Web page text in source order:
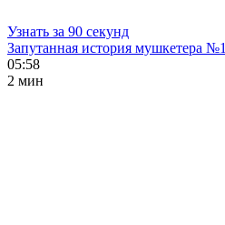
Узнать за 90 секунд
Запутанная история мушкетера №1
05:58
2 мин